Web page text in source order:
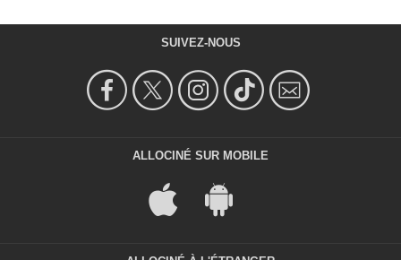
SUIVEZ-NOUS
ALLOCINÉ SUR MOBILE